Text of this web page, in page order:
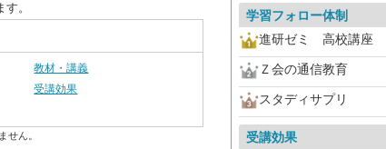
。
教材・講義
受講効果
せん。
学習フォロー体制
進研ゼミ 高校講座
Ｚ会の通信教育
スタディサプリ
受講効果